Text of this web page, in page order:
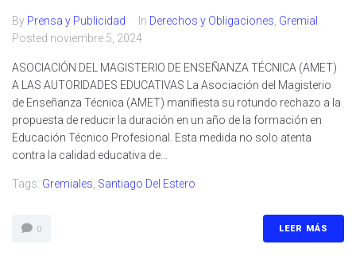
By Prensa y Publicidad In Derechos y Obligaciones Gremial
Posted noviembre 5, 2024
ASOCIACIÓN DEL MAGISTERIO DE ENSEÑANZA TÉCNICA (AMET)
A LAS AUTORIDADES EDUCATIVAS La Asociación del Magisterio
de Enseñanza Técnica (AMET) manifiesta su rotundo rechazo a la
propuesta de reducir la duración en un año de la formación en
Educación Técnico Profesional. Esta medida no solo atenta
contra la calidad educativa de...
Tags: Gremiales Santiago Del Estero
0 LEER MÁS